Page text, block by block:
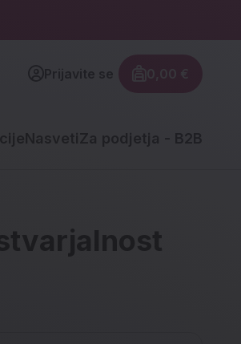
Prijavite se
Znesek
0,00 €
Nasveti Za podjetja - B2B